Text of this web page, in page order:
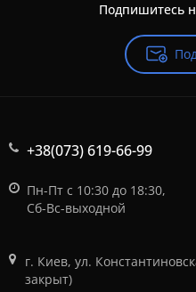
Подпишитесь
+38(073) 619-66-99
Пн-Пт с 10:30 до 18:30,
Сб-Вс-выходной
г. Киев, ул.
закрыт)